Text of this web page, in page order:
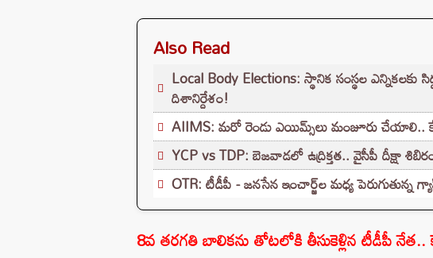
Also Read
Local Body Elections: స్థానిక సంస్థల
దిశానిర్దేశం!
AIIMS: మరో రెండు ఎయిమ్స్‌లు మంజూరు చేయాలి..
YCP vs TDP: బెజవాడలో ఉద్రిక్తత.. వైసీపీ దీక్షా
OTR: టీడీపీ - జనసేన ఇంచార్జ్‌ల మధ్య పెరుగుతున్న
8వ తరగతి బాలికను తోటలోకి తీసుకెళ్లిన టీడీపీ నేత..